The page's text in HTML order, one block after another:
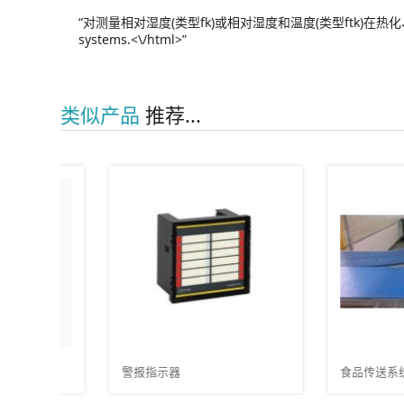
“对测量相对湿度(类型fk)或相对湿度和温度(类型ftk)在热
systems.<\/html>”
类似产品 推荐...
警报指示器 食品传送系统